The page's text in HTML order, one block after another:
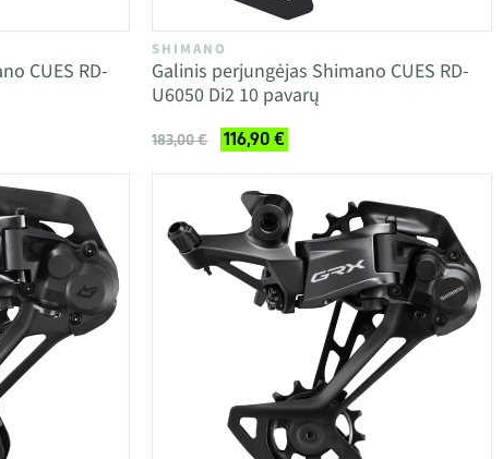
CUES RD-
SHIMANO
Galinis perjungėjas Shimano CUES RD-
U6050 Di2 10 pavarų
183,00 € 116,90 €